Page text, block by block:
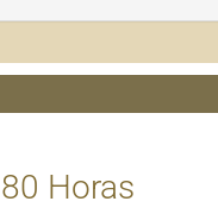
Horas